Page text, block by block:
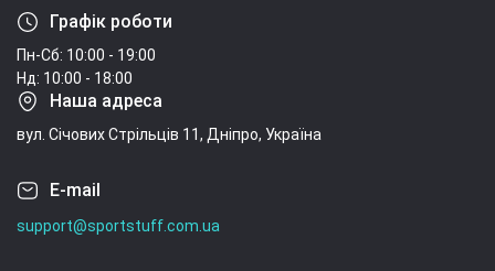
Графік роботи
Пн-Сб: 10:00 - 19:00
Нд: 10:00 - 18:00
Наша адреса
вул. Січових Стрільців 11, Дніпро, Україна
E-mail
support@sportstuff.com.ua